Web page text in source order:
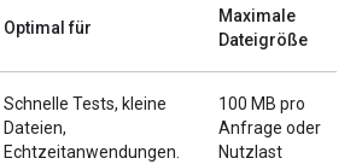
Optimal für
Maximale
Dateigröße
Schnelle Tests, kleine
Dateien,
Echtzeitanwendungen.
100 MB pro
Anfrage oder
Nutzlast